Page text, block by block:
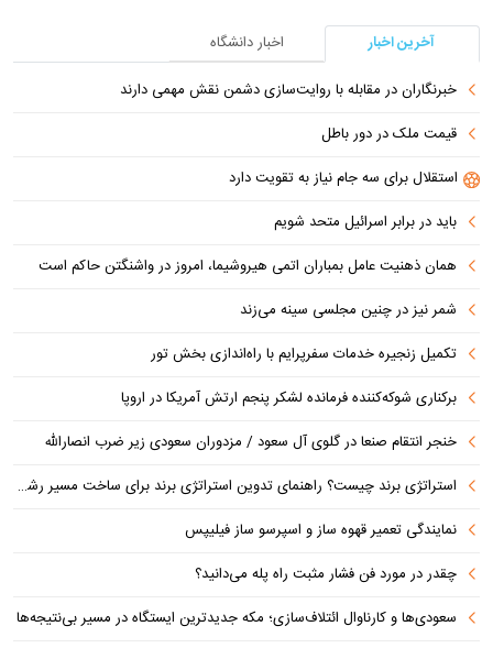
آخرین اخبار
اخبار دانشگاه
خبرنگاران در مقابله با روایت‌سازی دشمن نقش مهمی دارند
قیمت ملک در دور باطل
استقلال برای سه جام نیاز به تقویت دارد
باید در برابر اسرائیل متحد شویم
همان ذهنیت عامل بمباران اتمی هیروشیما، امروز در واشنگتن حاکم است
شمر نیز در چنین مجلسی سینه می‌زند
تکمیل زنجیره خدمات سفرپرایم با راه‌اندازی بخش تور
برکناری شوکه‌کننده فرمانده لشکر پنجم ارتش آمریکا در اروپا
خنجر انتقام صنعا در گلوی آل سعود / مزدوران سعودی زیر ضرب انصارالله
استراتژی برند چیست؟ راهنمای تدوین استراتژی برند برای ساخت مسیر رشد متمایز
نمایندگی تعمیر قهوه ساز و اسپرسو ساز فیلیپس
چقدر در مورد فن فشار مثبت راه پله می‌دانید؟
سعودی‌ها و کارناوال ائتلاف‌سازی؛ مکه جدیدترین ایستگاه در مسیر بی‌نتیجه‌ها